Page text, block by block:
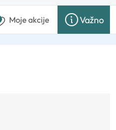
Moje akcije Važno